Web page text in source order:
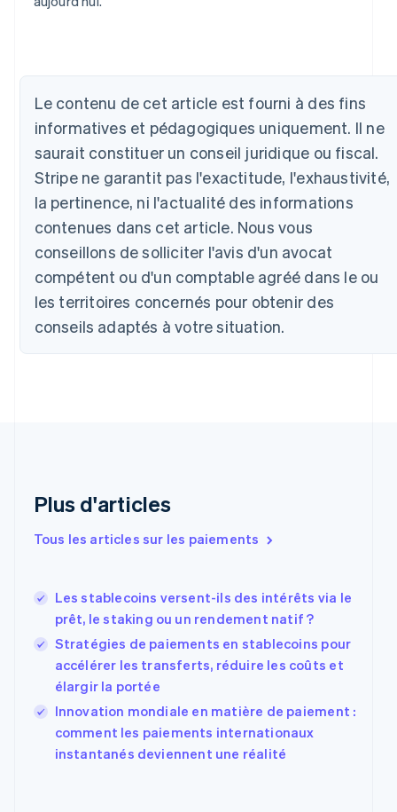
Le contenu de cet article est fourni à des fins
informatives et pédagogiques uniquement. Il ne
saurait constituer un conseil juridique ou fiscal.
Stripe ne garantit pas l'exactitude, l'exhaustivité,
la pertinence, ni l'actualité des informations
contenues dans cet article. Nous vous
conseillons de solliciter l'avis d'un avocat
compétent ou d'un comptable agréé dans le ou
les territoires concernés pour obtenir des
conseils adaptés à votre situation.
Plus d'articles
Tous les articles sur les paiements
Les stablecoins versent-ils des intérêts via le
prêt, le staking ou un rendement natif ?
Stratégies de paiements en stablecoins pour
accélérer les transferts, réduire les coûts et
élargir la portée
Innovation mondiale en matière de paiement :
comment les paiements internationaux
instantanés deviennent une réalité
Allemagne
Australie
English
Deutsch English
Belgique
Nederlands FrançaisDeutschEnglish
PortuguêsEnglish
Bulgarie
English
Canada
English Français
English
Espagne
États-Unis
EnglishEspañol简体中文
Finlande
Svenska
France
Français English
Gibraltar
English